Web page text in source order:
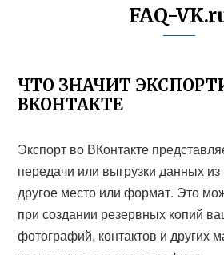
FAQ-
ЧТО ЗНАЧИТ
ВКОНТАКТЕ
Экспорт во ВКонтакте
передачи или выгрузки данных из
другое место или формат. Это
при создании резервных копий
фотографий, контактов и других